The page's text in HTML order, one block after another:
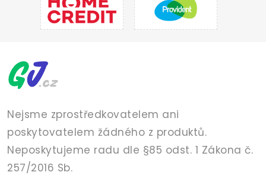
Nejsme zprostředkovatelem ani
poskytovatelem žádného z produktů.
Neposkytujeme radu dle §85 odst. 1 Zákona č.
257/2016 Sb.